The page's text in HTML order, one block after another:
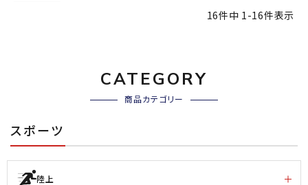
16件中 1-16件表示
CATEGORY
商品カテゴリー
スポーツ
陸上